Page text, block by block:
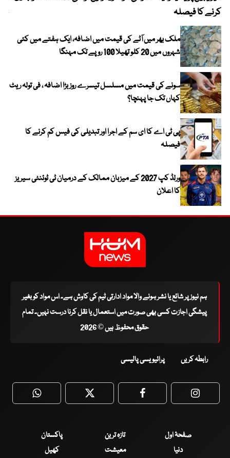
کرنے کا فیصلہ
ملک بھر میں آٹے کی قیمت میں اضافہ، ایک ہفتے میں کئی
شہروں میں 20 کلو تھیلا 100 روپے تک مہنگا
سونے کی قیمت میں مسلسل تیسرے روز بڑا اضافہ ، فی تولہ ریٹ
کہاں تک جا پہنچا؟
پی ٹی اے کا ای سم کے اجرا اور تبدیلی کی فیس کم کرنے کا
فیصلہ
ورلڈ کپ 2027 کے میزبان ممالک کے درمیان ٹی ٹوئنٹی سیریز
کا اعلان
ہم نیوز پر شائع یا نشر ہونے والا مواد ادارتی ٹیم کی کاوش ہے۔ اس مواد کو بغیر
پیشگی اجازت کسی بھی صورت میں استعمال یا نقل کرنا درست نہیں۔ تمام
حقوق محفوظ ہیں © 2026
رابطہ کریں پرائیویسی پالیسی
WhatsApp Twitter Facebook
صفحۂ اول تازہ ترین
پاکستان
دنیا
معیشت کھیل